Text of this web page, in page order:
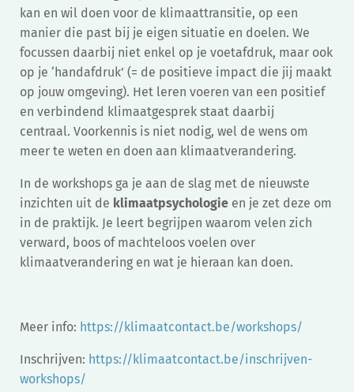
kan en wil doen voor de klimaattransitie, op een
manier die past bij je eigen situatie en doelen. We
focussen daarbij niet enkel op je voetafdruk, maar ook
op je ‘handafdruk’ (= de positieve impact die jij maakt
op jouw omgeving). Het leren voeren van een positief
en verbindend klimaatgesprek staat daarbij
centraal. Voorkennis is niet nodig, wel de wens om
meer te weten en doen aan klimaatverandering.
In de workshops ga je aan de slag met de nieuwste
inzichten uit de klimaatpsychologie en je zet deze om
in de praktijk. Je leert begrijpen waarom velen zich
verward, boos of machteloos voelen over
klimaatverandering en wat je hieraan kan doen.
Meer info: https://klimaatcontact.be/workshops/
Inschrijven: https://klimaatcontact.be/inschrijven-
workshops/